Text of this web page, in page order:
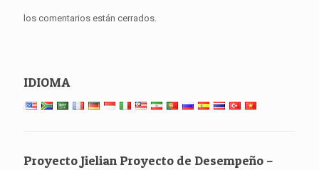
los comentarios están cerrados.
IDIOMA
Proyecto Jielian Proyecto de Desempeño –